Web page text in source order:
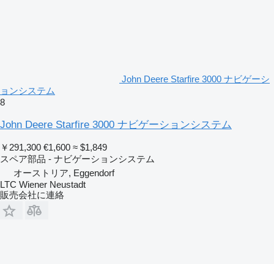
John Deere Starfire 3000 ナビゲーシ
ョンシステム
8
John Deere Starfire 3000 ナビゲーションシステム
￥291,300 €1,600 ≈ $1,849
スペア部品 - ナビゲーションシステム
オーストリア, Eggendorf
LTC Wiener Neustadt
販売会社に連絡